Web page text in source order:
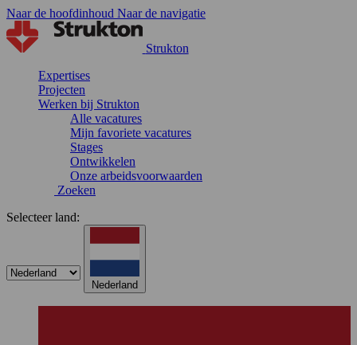
Naar de hoofdinhoud Naar de navigatie
Strukton
Expertises
Projecten
Werken bij Strukton
Alle vacatures
Mijn favoriete vacatures
Stages
Ontwikkelen
Onze arbeidsvoorwaarden
Zoeken
Selecteer land:
Nederland